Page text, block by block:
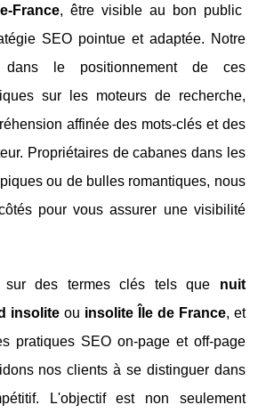
France, être visible au bon public
SEO pointue et adaptée. Notre
dans le positionnement de ces
sur les moteurs de recherche,
affinée des mots-clés et des
Propriétaires de cabanes dans les
ou de bulles romantiques, nous
pour vous assurer une visibilité
sur des termes clés tels que nuit
insoliteou insolite Île de France, et
pratiques SEO on-page et off-page
nos clients à se distinguer dans
L'objectif est non seulement